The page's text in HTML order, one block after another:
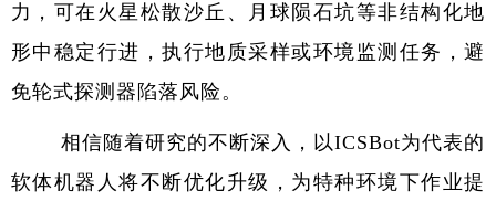
力，可在火星松散沙丘、月球陨石坑等非结构化地
形中稳定行进，执行地质采样或环境监测任务，避
免轮式探测器陷落风险。
相信随着研究的不断深入，以ICSBot为代表的
软体机器人将不断优化升级，为特种环境下作业提